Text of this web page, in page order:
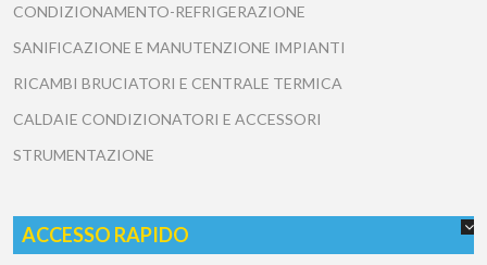
CONDIZIONAMENTO-REFRIGERAZIONE
SANIFICAZIONE E MANUTENZIONE IMPIANTI
RICAMBI BRUCIATORI E CENTRALE TERMICA
CALDAIE CONDIZIONATORI E ACCESSORI
STRUMENTAZIONE
ACCESSO RAPIDO